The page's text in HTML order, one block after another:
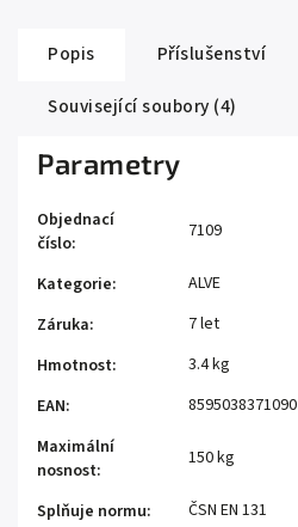
Popis
Příslušenství
Související soubory (4)
Parametry
Objednací
číslo:
7109
Kategorie:
ALVE
Záruka:
7 let
Hmotnost:
3.4 kg
EAN:
8595038371090
Maximální
nosnost:
150 kg
Splňuje normu:
ČSN EN 131